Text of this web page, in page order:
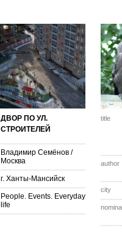
ДВОР ПО УЛ.
СТРОИТЕЛЕЙ
Владимир Семёнов /
Москва
г. Ханты-Мансийск
People. Events. Everyday
life
title
author
city